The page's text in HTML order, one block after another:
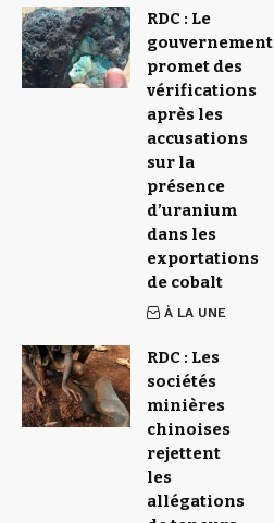
RDC : Le
gouvernement
promet des
vérifications
après les
accusations
sur la
présence
d’uranium
dans les
exportations
de cobalt
À LA UNE
RDC : Les
sociétés
minières
chinoises
rejettent
les
allégations